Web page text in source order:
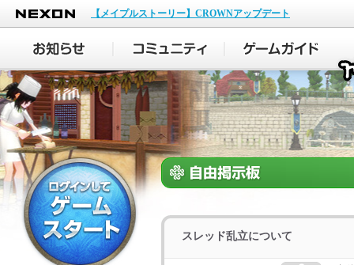
NEXON
【メイプルストーリー】CROWNアップデート
スレッド乱立について